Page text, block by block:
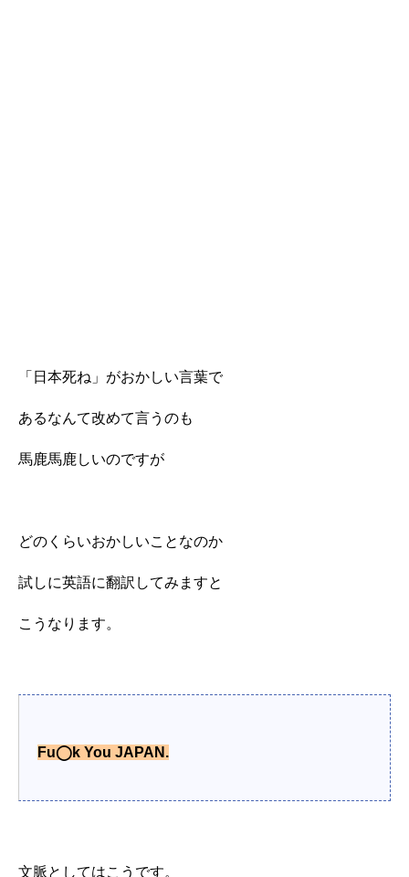
「日本死ね」がおかしい言葉で
あるなんて改めて言うのも
馬鹿馬鹿しいのですが
どのくらいおかしいことなのか
試しに英語に翻訳してみますと
こうなります。
Fu◯k You JAPAN.
文脈としてはこうです。